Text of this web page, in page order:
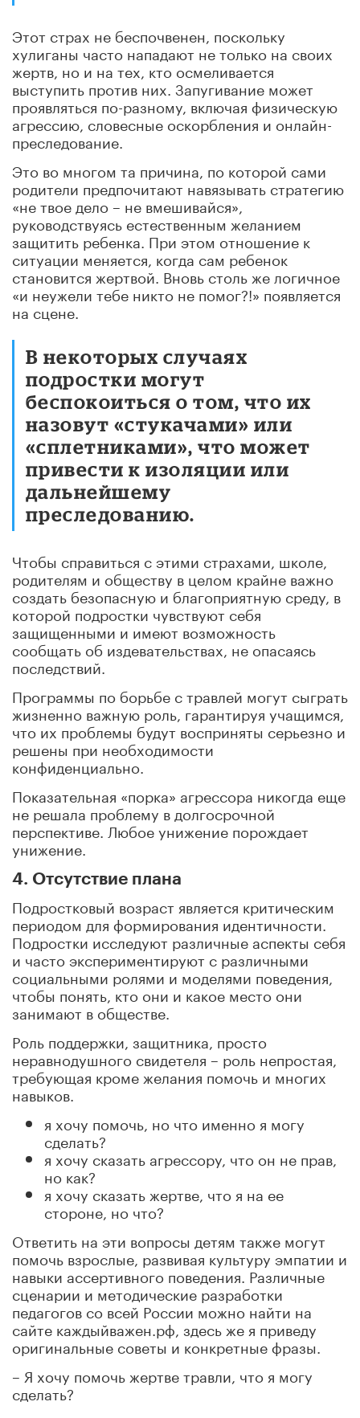
Этот страх не беспочвенен, поскольку
хулиганы часто нападают не только на своих
жертв, но и на тех, кто осмеливается
выступить против них. Запугивание может
проявляться по-разному, включая физическую
агрессию, словесные оскорбления и онлайн-
преследование.
Это во многом та причина, по которой сами
родители предпочитают навязывать стратегию
«не твое дело – не вмешивайся»,
руководствуясь естественным желанием
защитить ребенка. При этом отношение к
ситуации меняется, когда сам ребенок
становится жертвой. Вновь столь же логичное
«и неужели тебе никто не помог?!» появляется
на сцене.
В некоторых случаях
подростки могут
беспокоиться о том, что их
назовут «стукачами» или
«сплетниками», что может
привести к изоляции или
дальнейшему
преследованию.
Чтобы справиться с этими страхами, школе,
родителям и обществу в целом крайне важно
создать безопасную и благоприятную среду, в
которой подростки чувствуют себя
защищенными и имеют возможность
сообщать об издевательствах, не опасаясь
последствий.
Программы по борьбе с травлей могут сыграть
жизненно важную роль, гарантируя учащимся,
что их проблемы будут восприняты серьезно и
решены при необходимости
конфиденциально.
Показательная «порка» агрессора никогда еще
не решала проблему в долгосрочной
перспективе. Любое унижение порождает
унижение.
4. Отсутствие плана
Подростковый возраст является критическим
периодом для формирования идентичности.
Подростки исследуют различные аспекты себя
и часто экспериментируют с различными
социальными ролями и моделями поведения,
чтобы понять, кто они и какое место они
занимают в обществе.
Роль поддержки, защитника, просто
неравнодушного свидетеля – роль непростая,
требующая кроме желания помочь и многих
навыков.
я хочу помочь, но что именно я могу
сделать?
я хочу сказать агрессору, что он не прав,
но как?
я хочу сказать жертве, что я на ее
стороне, но что?
Ответить на эти вопросы детям также могут
помочь взрослые, развивая культуру эмпатии и
навыки ассертивного поведения. Различные
сценарии и методические разработки
педагогов со всей России можно найти на
сайте каждыйважен.рф, здесь же я приведу
оригинальные советы и конкретные фразы.
– Я хочу помочь жертве травли, что я могу
сделать?